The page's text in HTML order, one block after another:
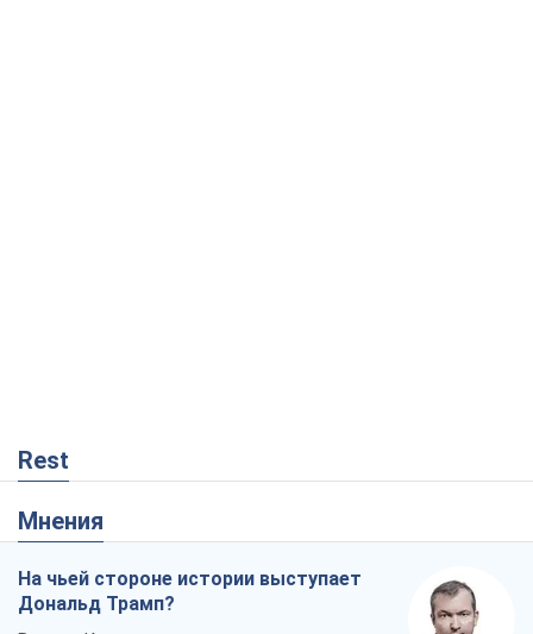
Rest
Мнения
На чьей стороне истории выступает
Дональд Трамп?